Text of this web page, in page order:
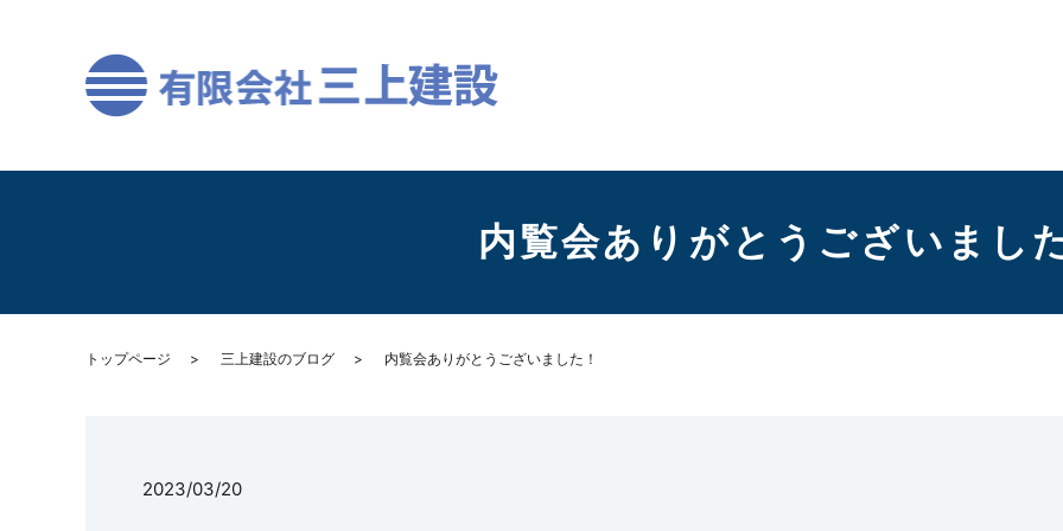
内覧会ありがとうございまし
トップページ 三上建設のブログ 内覧会ありがとうございました！
2023/03/20